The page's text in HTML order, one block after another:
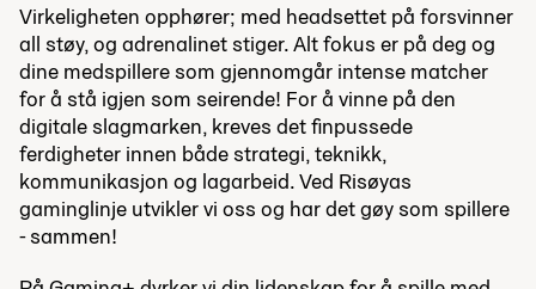
Virkeligheten opphører; med headsettet på forsvinner
all støy, og adrenalinet stiger. Alt fokus er på deg og
dine medspillere som gjennomgår intense matcher
for å stå igjen som seirende! For å vinne på den
digitale slagmarken, kreves det finpussede
ferdigheter innen både strategi, teknikk,
kommunikasjon og lagarbeid. Ved Risøyas
gaminglinje utvikler vi oss og har det gøy som spillere
- sammen!